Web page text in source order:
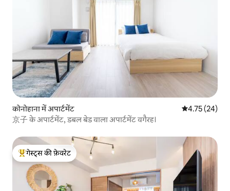
कोनोहाना में अपार्टमेंट औसत रेटिंग 5 में
4.75 (24)
京子 के अपार्टमेंट, डबल बेड वाला अपार्टमेंट वगैरह।
गेस्ट्स का टॉप फ़ेवरेट
गेस्ट्स की फ़ेवरेट